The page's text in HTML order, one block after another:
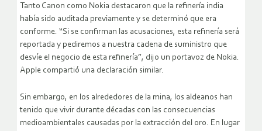
Tanto Canon como Nokia destacaron que la refinería india
había sido auditada previamente y se determinó que era
conforme. “Si se confirman las acusaciones, esta refinería será
reportada y pediremos a nuestra cadena de suministro que
desvíe el negocio de esta refinería”, dijo un portavoz de Nokia.
Apple compartió una declaración similar.
Sin embargo, en los alrededores de la mina, los aldeanos han
tenido que vivir durante décadas con las consecuencias
medioambientales causadas por la extracción del oro. En lugar